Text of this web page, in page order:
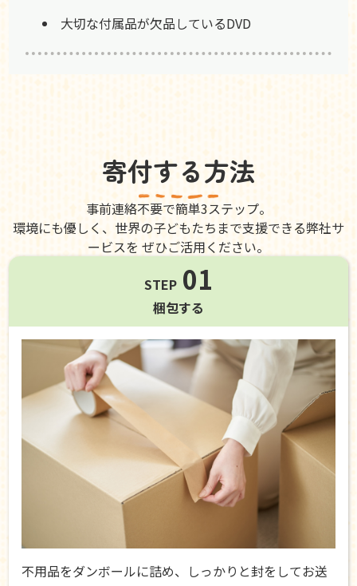
大切な付属品が欠品しているDVD
寄付する方法
事前連絡不要で簡単3ステップ。
環境にも優しく、世界の子どもたちまで支援できる弊社サ
ービスを ぜひご活用ください。
STEP 01
梱包する
不用品をダンボールに詰め、しっかりと封をしてお送